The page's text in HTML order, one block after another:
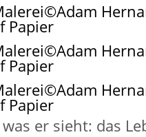
Papier
Papier
Papier
was er sieht: das